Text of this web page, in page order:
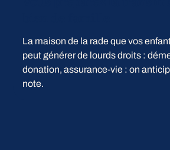
La maison de la rade que vos
peut générer de lourds droits :
donation, assurance-vie : on
note.